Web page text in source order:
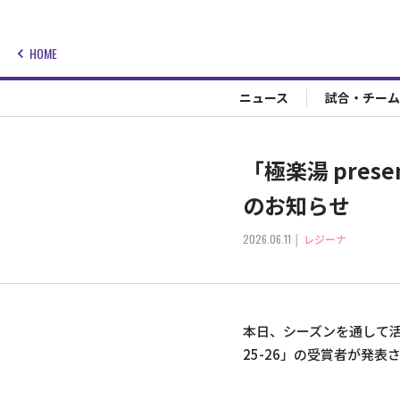
HOME
ニュース 試合・チーム
「極楽湯
のお知らせ
2026.06.11 レジーナ
本日、シーズンを通して
25-26」の受賞者が発表